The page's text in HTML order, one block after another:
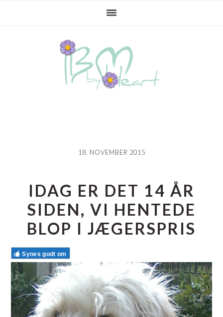
18. NOVEMBER 2015
IDAG ER DET 14 ÅR
SIDEN, VI HENTEDE
BLOP I JÆGERSPRIS
Synes godt om